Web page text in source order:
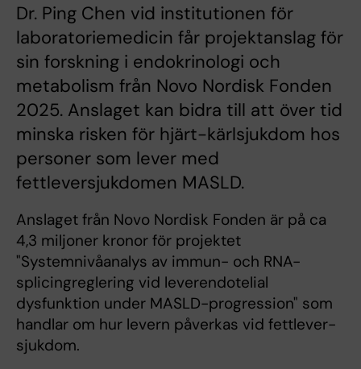
Dr. Ping Chen vid institutionen för
laboratoriemedicin får projektanslag för
sin forskning i endokrinologi och
metabolism från Novo Nordisk Fonden
2025. Anslaget kan bidra till att över tid
minska risken för hjärt-kärlsjukdom hos
personer som lever med
fettleversjukdomen MASLD.
Anslaget från Novo Nordisk Fonden är på ca
4,3 miljoner kronor för projektet
"Systemnivåanalys av immun- och RNA-
splicingreglering vid leverendotelial
dysfunktion under MASLD-progression" som
handlar om hur levern påverkas vid fettlever-
sjukdom.